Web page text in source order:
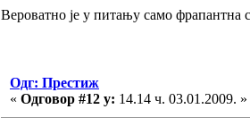
Вероватно је у питању само фрапантна
Одг: Престиж
« Одговор #12 у: 14.14 ч. 03.01.2009. »